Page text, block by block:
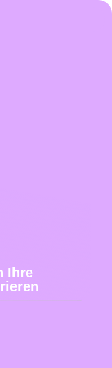
Ihre